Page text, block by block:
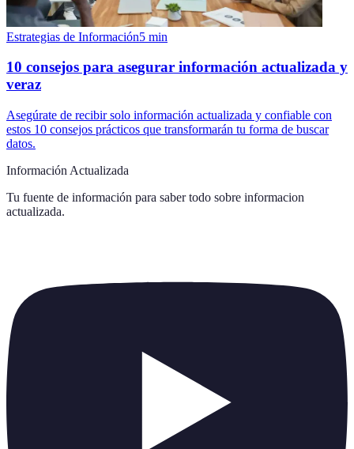
Estrategias de Información5 min
10 consejos para asegurar información actualizada y
veraz
Asegúrate de recibir solo información actualizada y confiable con
estos 10 consejos prácticos que transformarán tu forma de buscar
datos.
Información Actualizada
Tu fuente de información para saber todo sobre informacion
actualizada.